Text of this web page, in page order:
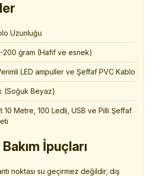
Uzunluğu
200 gram (Hafif ve esnek)
LED ampuller ve Şeffaf PVC Kablo
(Soğuk Beyaz)
10 Metre, 100 Ledli, USB ve Pilli Şeffaf
İpuçları
noktası su geçirmez değildir; dış